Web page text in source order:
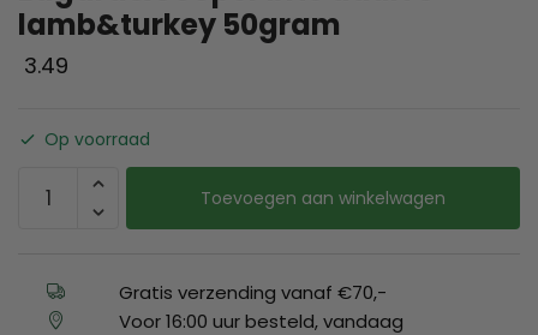
lamb&turkey 50gram
3.49
Op voorraad
Toevoegen aan winkelwagen
Gratis verzending vanaf €70,-
Voor 16:00 uur besteld, vandaag